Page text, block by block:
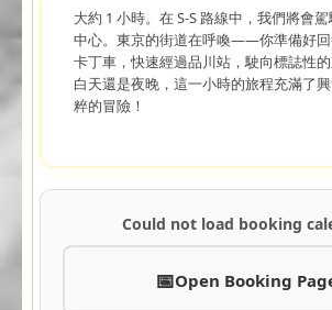
大約 1 小時。在 S-S 路線中，我們將會
中心。東京的街道在呼喚——你準備好回
卡丁車，快速經過品川站，駛向標誌性
白天還是夜晚，這一小時的旅程充滿了
粹的冒險！
Could not load booking
Open Booking